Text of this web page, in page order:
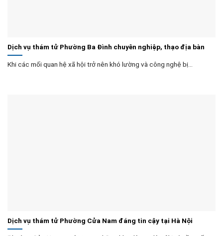
Dịch vụ thám tử Phường Ba Đình chuyên nghiệp, thạo địa bàn
Khi các mối quan hệ xã hội trở nên khó lường và công nghệ bị...
Dịch vụ thám tử Phường Cửa Nam đáng tin cậy tại Hà Nội